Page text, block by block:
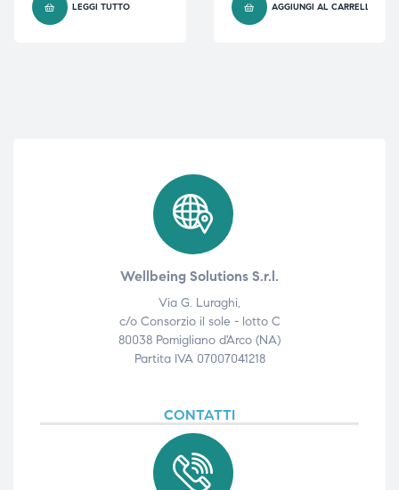
LEGGI TUTTO AGGIUNGI AL CARRELLO
Wellbeing Solutions S.r.l.
Via G. Luraghi,
c/o Consorzio il sole - lotto C
80038 Pomigliano d'Arco (NA)
Partita IVA 07007041218
CONTATTI